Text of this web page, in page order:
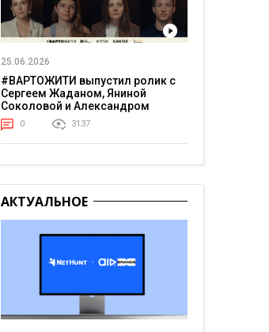
25.06.2026
#ВАРТОЖИТИ выпустил ролик с
Сергеем Жаданом, Яниной
Соколовой и Александром
Тереном о жизни в постоянном
напряжении
0 3137
АКТУАЛЬНОЕ